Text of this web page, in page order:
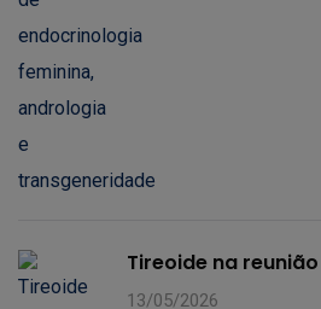
Tireoide na
13/05/2026